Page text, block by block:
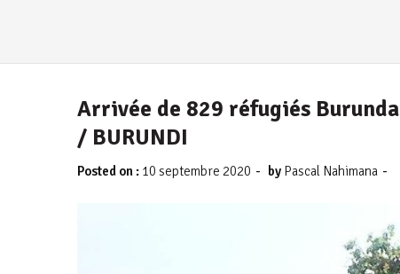
Arrivée de 829 réfugiés
/ BURUNDI
Posted on : 10 septembre 2020 - by Pascal Nahimana -